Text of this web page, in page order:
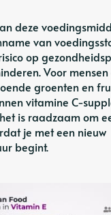
deze
van
op
Voor
groenten en
vitamine C-
is raadzaam om
je met een nieuw
begint.